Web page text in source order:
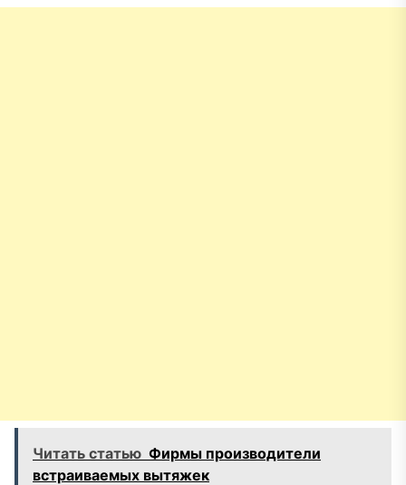
Читать статью Фирмы производители
встраиваемых вытяжек